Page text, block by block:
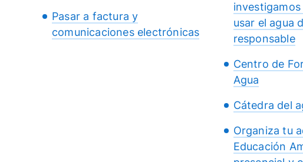
Pasar a factura y
comunicaciones electrónicas
usar el agua
responsable
Centro de
Agua
Cátedra del
Organiza tu
Educación